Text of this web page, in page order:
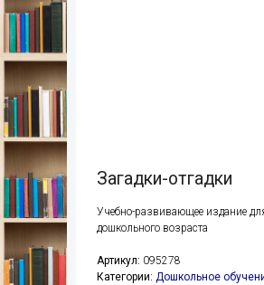
Загадки-отгадки
Учебно-развивающее издание
дошкольного возраста
Артикул: 095278
Категории: Дошкольное